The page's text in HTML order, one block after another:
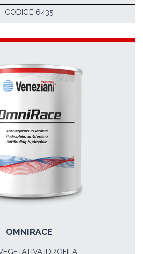
CODICE 6435
OMNIRACE
IDROFILA